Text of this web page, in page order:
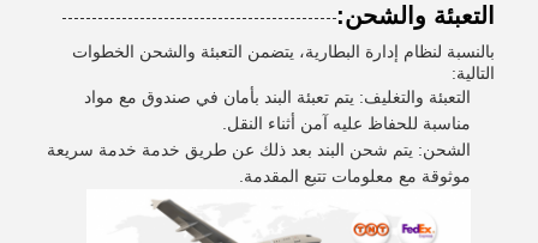
التعبئة والشحن:
بالنسبة لنظام إدارة البطارية، يتضمن التعبئة والشحن الخطوات
التالية:
التعبئة والتغليف: يتم تعبئة البند بأمان في صندوق مع مواد
مناسبة للحفاظ عليه آمن أثناء النقل.
الشحن: يتم شحن البند بعد ذلك عن طريق خدمة خدمة سريعة
موثوقة مع معلومات تتبع المقدمة.